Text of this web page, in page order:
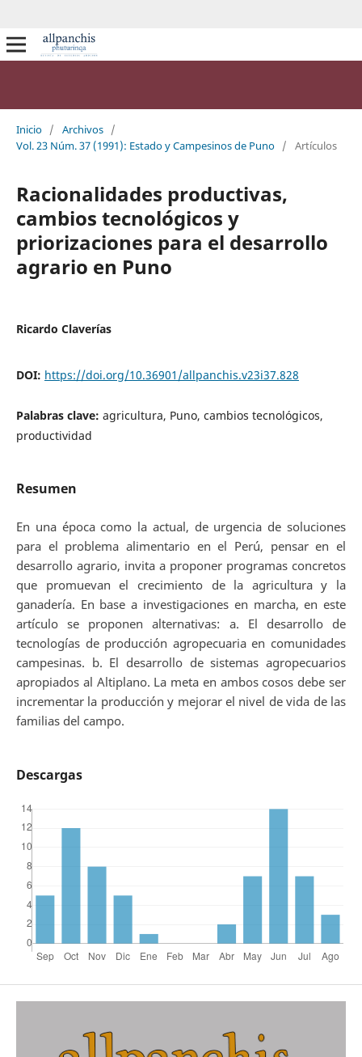
Inicio / Archivos /
Vol. 23 Núm. 37 (1991): Estado y Campesinos de Puno / Artículos
Racionalidades productivas,
cambios tecnológicos y
priorizaciones para el desarrollo
agrario en Puno
Ricardo Claverías
DOI: https://doi.org/10.36901/allpanchis.v23i37.828
Palabras clave: agricultura, Puno, cambios tecnológicos,
productividad
Resumen
En una época como la actual, de urgencia de soluciones
para el problema alimentario en el Perú, pensar en el
desarrollo agrario, invita a proponer programas concretos
que promuevan el crecimiento de la agricultura y la
ganadería. En base a investigaciones en marcha, en este
artículo se proponen alternativas: a. El desarrollo de
tecnologías de producción agropecuaria en comunidades
campesinas. b. El desarrollo de sistemas agropecuarios
apropiados al Altiplano. La meta en ambos cosos debe ser
incrementar la producción y mejorar el nivel de vida de las
familias del campo.
Descargas